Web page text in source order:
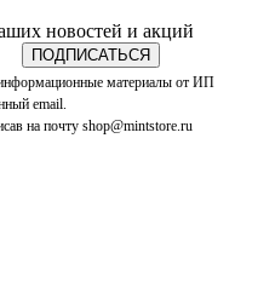
новостей и акций
ПОДПИСАТЬСЯ
материалы от ИП
email.
на почту shop@mintstore.ru